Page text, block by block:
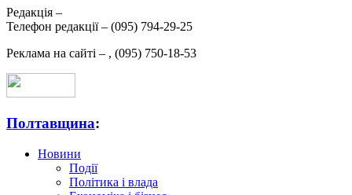
Редакція –
Телефон редакції – (095) 794-29-25
Реклама на сайті – , (095) 750-18-53
Полтавщина:
Новини
Події
Політика і влада